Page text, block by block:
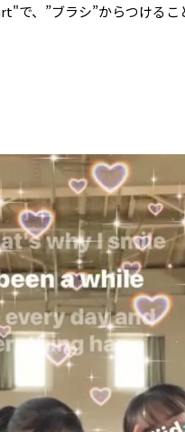
で、”ブラシ”からつけるこ